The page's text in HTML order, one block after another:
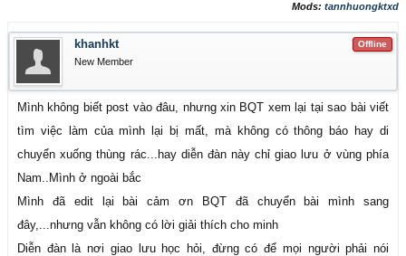
Mods: tannhuongktxd
Offline
khanhkt
New Member
Mình không biết post vào đâu, nhưng xin BQT xem lại tại sao bài viết
tìm việc làm của mình lại bị mất, mà không có thông báo hay di
chuyển xuống thùng rác...hay diễn đàn này chỉ giao lưu ở vùng phía
Nam..Mình ở ngoài bắc
Mình đã edit lại bài cảm ơn BQT đã chuyển bài mình sang
đây,...nhưng vẫn không có lời giải thích cho minh
Diễn đàn là nơi giao lưu học hỏi, đừng có để mọi người phải nói